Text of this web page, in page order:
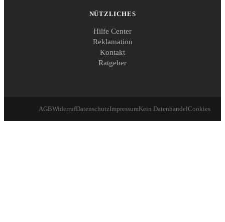
NÜTZLICHES
Hilfe Center
Reklamation
Kontakt
Ratgeber
AGBWiderrufDatenschutzImpressumKein DatenhandelCookies